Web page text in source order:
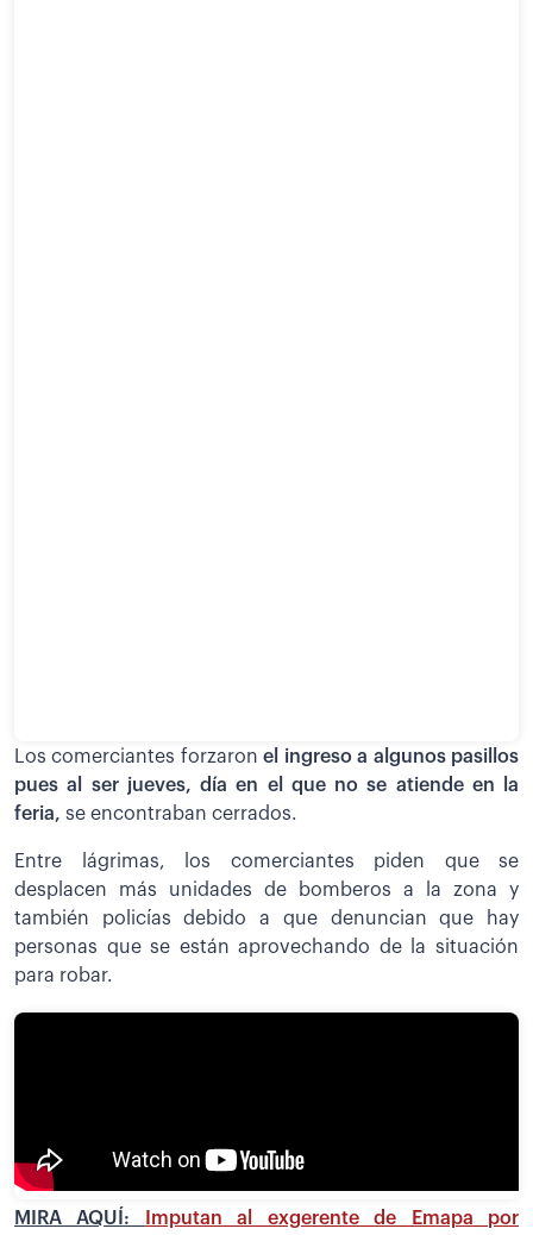
Los comerciantes forzaronel ingreso a algunos pasillos
pues al ser jueves, día en el que no se atiende en la
feria, se encontraban cerrados.
Entre lágrimas, los comerciantes piden que se
desplacen más unidades de bomberos a la zona y
también policías debido a que denuncian que hay
personas que se están aprovechando de la situación
para robar.
MIRA AQUÍ:
Imputan al exgerente de Emapa por